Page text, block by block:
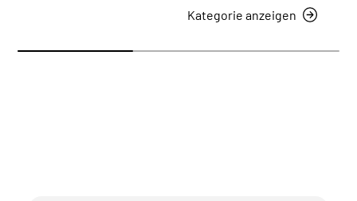
Kategorie anzeigen